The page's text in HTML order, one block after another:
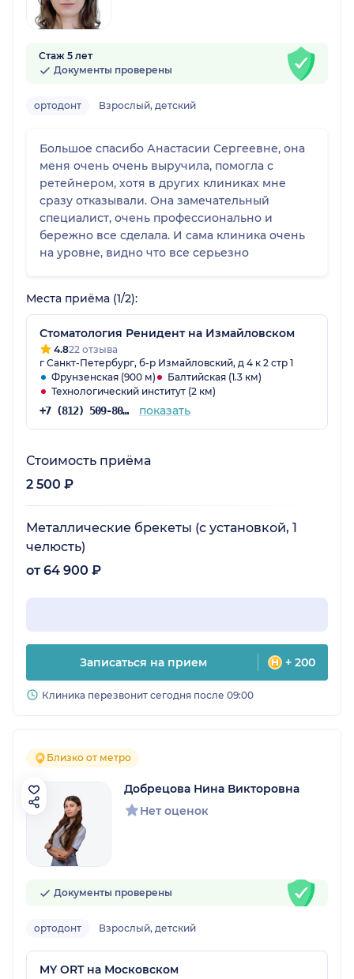
Стаж 5 лет
Документы проверены
ортодонт Взрослый, детский
Большое спасибо Анастасии Сергеевне, она
меня очень очень выручила, помогла с
ретейнером, хотя в других клиниках мне
сразу отказывали. Она замечательный
специалист, очень профессионально и
бережно все сделала. И сама клиника очень
на уровне, видно что все серьезно
Места приёма (1/2):
Стоматология Ренидент на Измайловском
4.822 отзыва
г Санкт-Петербург, б-р Измайловский, д 4 к 2 стр 1
Фрунзенская (900 м)
Балтийская (1.3 км)
Технологический институт (2 км)
+7 (812) 509-80-13 показать
Стоимость приёма
2 500 ₽
Металлические брекеты (с установкой, 1
челюсть)
от 64 900 ₽
Записаться на прием + 200
Клиника перезвонит сегодня после 09:00
Близко от метро
Добрецова Нина Викторовна
Нет оценок
Документы проверены
ортодонт Взрослый, детский
MY ORT на Московском